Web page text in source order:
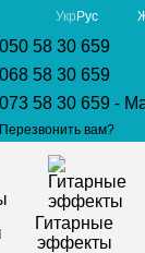
Укр Рус
050 58 30 659
068 58 30 659
073 58 30 659 -
Перезвонить вам?
Гитарные
эффекты